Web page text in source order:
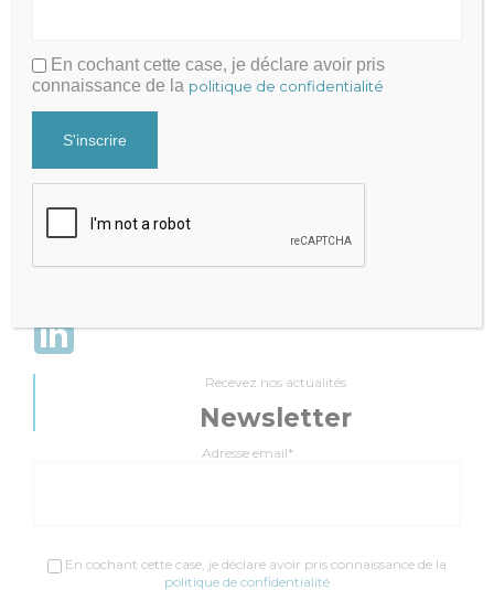
Julien FRAYSSE
Expert-Comptable qui accompagne la performance de votre
Cabinet Fraysse & Associés
Contacter par mail
Recevez nos actualités
Newsletter
Adresse email*
En cochant cette case, je déclare avoir pris connaissance de la
politique de confidentialité
En cochant cette case, je déclare avoir pris
connaissance de la politique de confidentialité